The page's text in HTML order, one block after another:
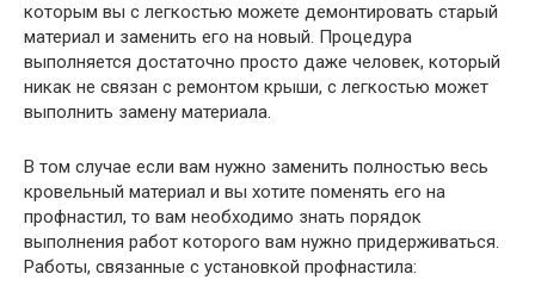
которым вы с легкостью можете демонтировать старый
материал и заменить его на новый. Процедура
выполняется достаточно просто даже человек, который
никак не связан с ремонтом крыши, с легкостью может
выполнить замену материала.
В том случае если вам нужно заменить полностью весь
кровельный материал и вы хотите поменять его на
профнастил, то вам необходимо знать порядок
выполнения работ которого вам нужно придерживаться.
Работы, связанные с установкой профнастила: